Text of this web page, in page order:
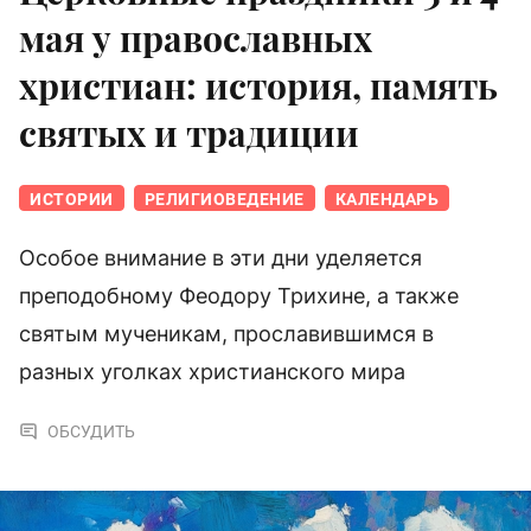
мая у православных
христиан: история, память
святых и традиции
ИСТОРИИ РЕЛИГИОВЕДЕНИЕ КАЛЕНДАРЬ
Особое внимание в эти дни уделяется
преподобному Феодору Трихине, а также
святым мученикам, прославившимся в
разных уголках христианского мира
ОБСУДИТЬ